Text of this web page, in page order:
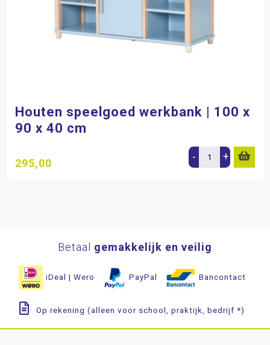
Kindergereedschap
IJzerwaren en draad
Werkbanken
Filter op prijs
Houten speelgoed werkbank | 100 x
90 x 40 cm
295,00 - +
Betaal gemakkelijk en veilig
iDeal | Wero PayPal Bancontact
Op rekening (alleen voor school, praktijk, bedrijf *)